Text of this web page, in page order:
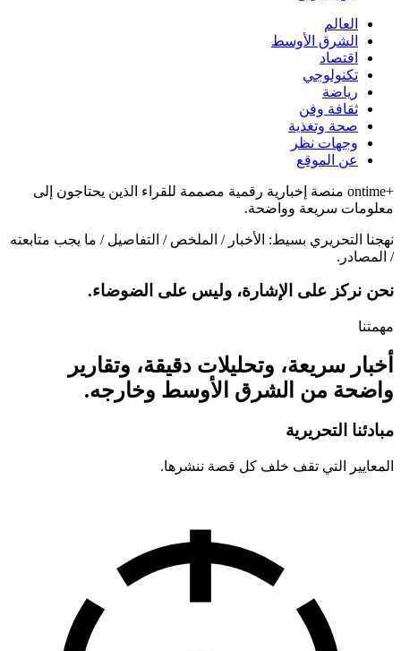
العالم
الشرق الأوسط
اقتصاد
تكنولوجي
رياضة
ثقافة وفن
صحة وتغذية
وجهات نظر
عن الموقع
+ontime منصة إخبارية رقمية مصممة للقراء الذين يحتاجون إلى
معلومات سريعة وواضحة.
نهجنا التحريري بسيط: الأخبار / الملخص / التفاصيل / ما يجب متابعته
/ المصادر.
نحن نركز على الإشارة، وليس على الضوضاء.
مهمتنا
أخبار سريعة، وتحليلات دقيقة، وتقارير
واضحة من الشرق الأوسط وخارجه.
مبادئنا التحريرية
المعايير التي تقف خلف كل قصة ننشرها.